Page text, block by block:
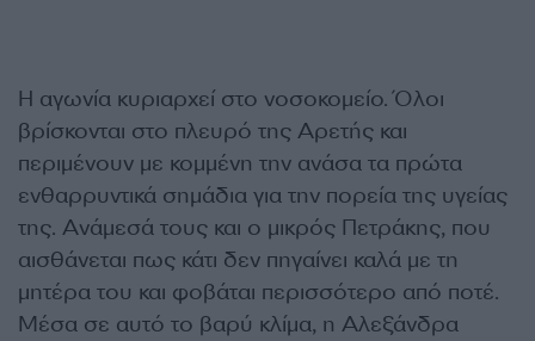
Η αγωνία κυριαρχεί στο νοσοκομείο. Όλοι
βρίσκονται στο πλευρό της Αρετής και
περιμένουν με κομμένη την ανάσα τα πρώτα
ενθαρρυντικά σημάδια για την πορεία της υγείας
της. Ανάμεσά τους και ο μικρός Πετράκης, που
αισθάνεται πως κάτι δεν πηγαίνει καλά με τη
μητέρα του και φοβάται περισσότερο από ποτέ.
Μέσα σε αυτό το βαρύ κλίμα, η Αλεξάνδρα